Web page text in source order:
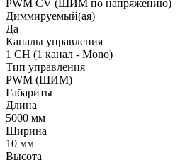
PWM СV (ШИМ по напряжению)
Диммируемый(ая)
Да
Каналы управления
1 CH (1 канал - Mono)
Тип управления
PWM (ШИМ)
Габариты
Длина
5000 мм
Ширина
10 мм
Высота